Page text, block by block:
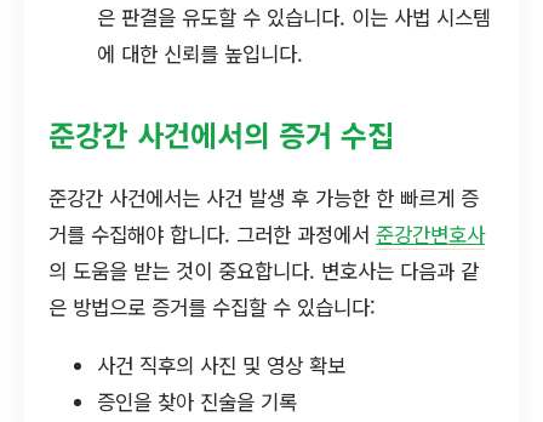
은 판결을 유도할 수 있습니다. 이는 사법 시스템
에 대한 신뢰를 높입니다.
준강간 사건에서의 증거 수집
준강간 사건에서는 사건 발생 후 가능한 한 빠르게 증
거를 수집해야 합니다. 그러한 과정에서 준강간변호사
의 도움을 받는 것이 중요합니다. 변호사는 다음과 같
은 방법으로 증거를 수집할 수 있습니다:
사건 직후의 사진 및 영상 확보
증인을 찾아 진술을 기록